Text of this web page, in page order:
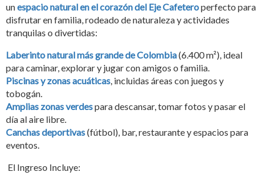
unespacio natural en el corazón del Eje Cafeteroperfecto para
disfrutar en familia, rodeado de naturaleza y actividades
tranquilas o divertidas:
Laberinto natural más grande de Colombia(6.400 m²), ideal
para caminar, explorar y jugar con amigos o familia.
Piscinas y zonas acuáticas , incluidas áreas con juegos y
tobogán.
Amplias zonas verdespara descansar, tomar fotos y pasar el
día al aire libre.
Canchas deportivas(fútbol), bar, restaurante y espacios para
eventos.
El Ingreso Incluye: